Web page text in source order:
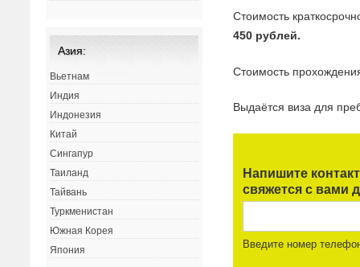
Стоимость
450 рублей.
Стоимость
Выдаётся виза для
Напишите
свяжется с вами
Введите номер
Азия:
Вьетнам
Индия
Индонезия
Китай
Сингапур
Таиланд
Тайвань
Туркменистан
Южная Корея
Япония